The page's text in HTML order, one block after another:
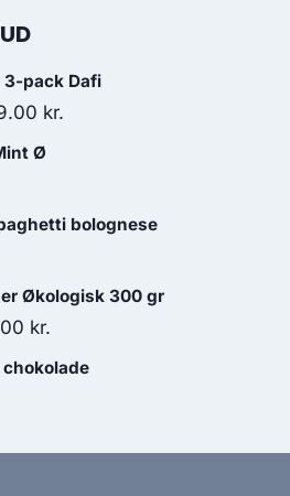
kr..
kr.. 119.95 kr..
3-pack Dafi
kr.
Ø
bolognese
Økologisk 300 gr
kr..
kr.
aktuelle
42.00 kr..